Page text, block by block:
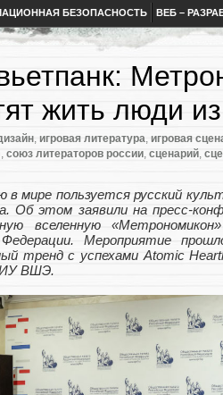
БЕЗОПАСНОСТЬ ВЕБ –
жить люди
, игровая литература, игровая
, союз литераторов россии, сценарий,
мире пользуется русский
Об этом заявили на пресс-
вселенную
Федерации. Мероприятие
тренд с успехами Atomic
ВШЭ.